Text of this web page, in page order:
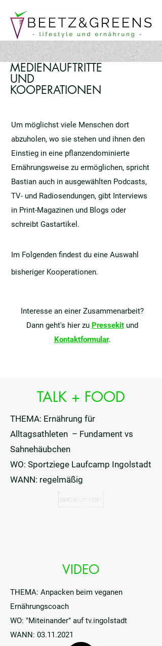
MEDIENAUFTRITTE
UND
KOOPERATIONEN
Um möglichst viele Menschen dort
abzuholen, wo sie stehen und ihnen den
Einstieg in eine pflanzendominierte
Ernährungsweise zu ermöglichen, spricht
Bastian auch in ausgewählten Podcasts,
TV- und Radiosendungen, gibt Interviews
in Print-Magazinen und Blogs oder
schreibt Gastartikel.
Im Folgenden findest du eine Auswahl
bisheriger Kooperationen.
Interesse an einer Zusammenarbeit?
Dann geht's hier zu Pressekit und
Kontaktformular.
TALK + FOOD
THEMA: Ernährung für
Alltagsathleten – Fundament vs
Sahnehäubchen
WO: Sportziege Laufcamp Ingolstadt
WANN: regelmäßig
VIDEO
THEMA: Anpacken beim veganen
Ernährungscoach
WO: "Miteinander" auf tv.ingolstadt
WANN: 03.11.2021